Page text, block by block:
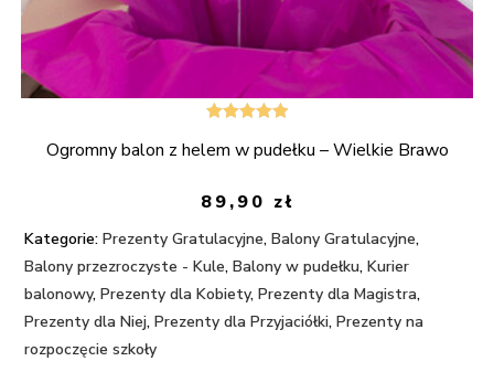
5.00na 5
Ogromny balon z helem w pudełku – Wielkie Brawo
89,90 zł
Kategorie: Prezenty Gratulacyjne,Balony Gratulacyjne,
Balony przezroczyste - Kule,Balony w pudełku,Kurier
balonowy,Prezenty dla Kobiety,Prezenty dla Magistra,
Prezenty dla Niej,Prezenty dla Przyjaciółki,Prezenty na
rozpoczęcie szkoły